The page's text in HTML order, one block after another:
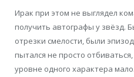
Ирак при этом не выглядел
получить автографы у звёзд.
отрезки смелости, были
пытался не просто
уровне одного характера